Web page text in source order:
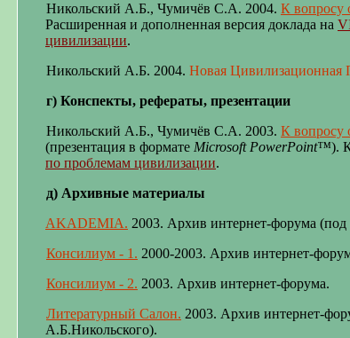
Никольский А.Б., Чумичёв С.А. 2004. К вопросу
Расширенная и дополненная версия доклада на
цивилизации.
Никольский А.Б. 2004. Новая Цивилизационная
г) Конспекты, рефераты, презентации
Никольский А.Б., Чумичёв С.А. 2003. К вопросу
(презентация в формате Microsoft PowerPoint™).
по проблемам цивилизации.
д) Архивные материалы
AKADEMIA. 2003. Архив интернет-форума
Консилиум - 1 . 2000-2003. Архив интернет-
Консилиум - 2. 2003. Архив интернет-форума.
Литературный Салон. 2003. Архив интернет-
А.Б.Никольского).